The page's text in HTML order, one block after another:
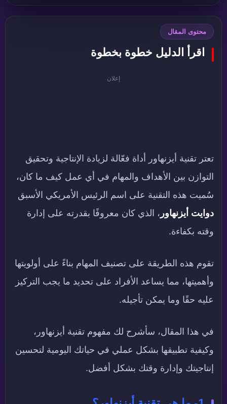
محتوى المقال
اقرأ الدليل خطوة بخطوة
إعلان
تعتر تقنية أيزنهاور أداة فعّالة لزيادة الإنتاجية وتحقيق
التوازن بين الأهداف والمهام في أي عمل كيف ما كان،
سُميت هذه التقنية على اسم الرئيس الأمريكي الأسبق
دوايت أيزنهاور ، الذي كان معروفًا بقدرته على إدارة
وقته بكفاءة.
تقوم هذه الطريقة على تصنيف المهام بناءً على أولويتها
وأهميتها، مما يساعد الأفراد على تحديد ما يجب التركيز
عليه حقًا وما يمكن تأجيله.
في هذا المقال، سأشرح لك مفهوم تقنية أيزنهاور،
وكيفية تطبيقها بشكل عملي في حياتك اليومية لتحسين
إنتاجيتك وإدارة وقتك بشكل أفضل.